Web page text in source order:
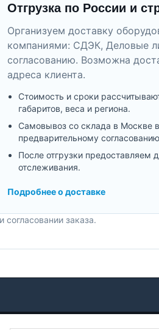
Отгрузка по России и
Организуем доставку
компаниями: СДЭК, Деловые
согласованию. Возможна
адреса клиента.
Стоимость и сроки
габаритов, веса и региона.
Самовывоз со склада в Москве
предварительному
После отгрузки предоставляем
отслеживания.
Подробнее о доставке
заказа.